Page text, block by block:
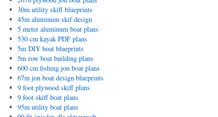
30m utility skiff blueprints
45m aluminum skif design
5 meter aluminum boat plans
530 cm kayak PDF plans
5m DIY boat blueprints
5m row boat building plans
600 cm fishing jon boat plans
67m jon boat design blueprints
9 foot plywood skiff plans
9 foot skiff boat plans
95m utility boat plans